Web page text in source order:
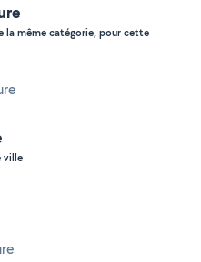
la même catégorie, pour cette
ville